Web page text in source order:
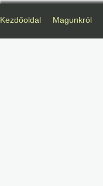
Kezdőoldal Magunkról